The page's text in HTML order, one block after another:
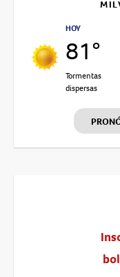
HOY
81°
Tormentas
dispersas